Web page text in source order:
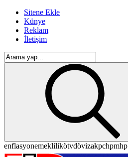
Sitene Ekle
Künye
Reklam
İletişim
enflasyonemeklilikötvdövizakpchpmhp